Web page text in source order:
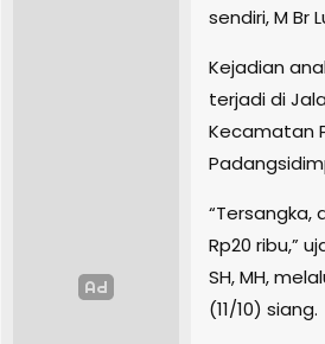
sendiri, M Br
Kejadian
terjadi di
Kecamatan
“Tersangka,
Rp20 ribu,”
SH, MH,
(11/10) siang.